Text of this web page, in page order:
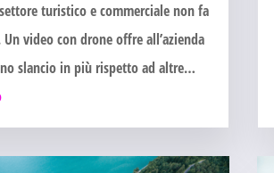
turistico e commerciale non fa
Un video con drone offre all’azienda
slancio in più rispetto ad altre…